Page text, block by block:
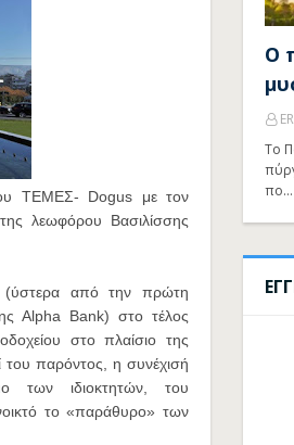
ΤΕΜΕΣ- Dogus με τον
λεωφόρου Βασιλίσσης
(ύστερα από την πρώτη
Αlpha Bank) στο τέλος
στο πλαίσιο της
του παρόντος, η συνέχισή
των ιδιοκτητών, του
το «παράθυρο» των
Ο
Το
πο…